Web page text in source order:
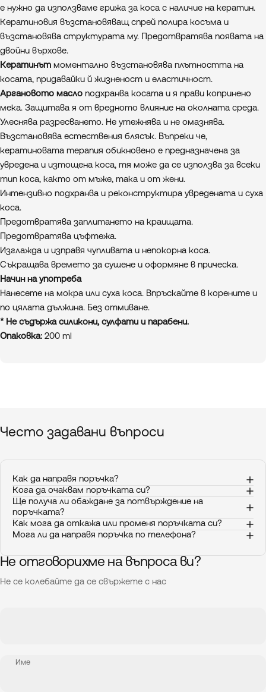
е нужно да използваме грижа за коса с наличие на кератин.
Кератиновия възстановяващ спрей полира косъма и
възстановява структурата му. Предотвратява появата на
двойни върхове.
Кератинът моментално възстановява плътността на
косата, придавайки й жизненост и еластичност.
Аргановото масло подхранва косата и я прави копринено
мека. Защитава я от вредното влияние на околната среда.
Улеснява разресването. Не утежнява и не омазнява.
Възстановява естествения блясък. Въпреки че,
кератиновата терапия обикновено е предназначена за
увредена и изтощена коса, тя може да се използва за всеки
тип коса, както от мъже, така и от жени.
Интензивно подхранва и реконструктира увредената и суха
коса.
Предотвратява заплитането на краищата.
Предотвратява цъфтежа.
Изглажда и изправя чупливата и непокорна коса.
Съкращава времето за сушене и оформяне в прическа.
Начин на употреба
Нанесете на мокра или суха коса. Впръскайте в корените и
по цялата дължина. Без отмиване.
* Не съдържа силикони, сулфати и парабени.
Опаковка: 200 ml
Често задавани въпроси
Как да направя поръчка?
Кога да очаквам поръчката си?
Ще получа ли обаждане за потвърждение на
поръчката?
Как мога да откажа или променя поръчката си?
Мога ли да направя поръчка по телефона?
Не отговорихме на въпроса ви?
Не се колебайте да се свържете с нас
Име